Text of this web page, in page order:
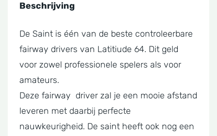
Beschrijving
De Saint is één van de beste controleerbare
fairway drivers van Latitiude 64. Dit geld
voor zowel professionele spelers als voor
amateurs.
Deze fairway driver zal je een mooie afstand
leveren met daarbij perfecte
nauwkeurigheid. De saint heeft ook nog een